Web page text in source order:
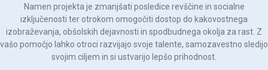
Namen projekta je zmanjšati posledice revščine in socialne
izključenosti ter otrokom omogočiti dostop do kakovostnega
izobraževanja, obšolskih dejavnosti in spodbudnega okolja za rast. Z
vašo pomočjo lahko otroci razvijajo svoje talente, samozavestno sledijo
svojim ciljem in si ustvarijo lepšo prihodnost.